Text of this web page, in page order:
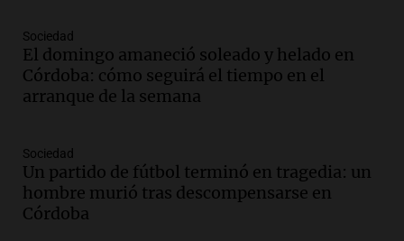
Episodios
Audio.Tormentas y filtraciones: "El
agua entra por donde menos
imaginamos"
Audio.
Nahuel Pennisi y la huella de
Mercedes Sosa: "La emoción es el filtro
máximo".
Una Mañana para todos Rosario
Sociedad
El domingo amaneció soleado y helado en
Córdoba: cómo seguirá el tiempo en el
arranque de la semana
Sociedad
Un partido de fútbol terminó en tragedia: un
hombre murió tras descompensarse en
Córdoba